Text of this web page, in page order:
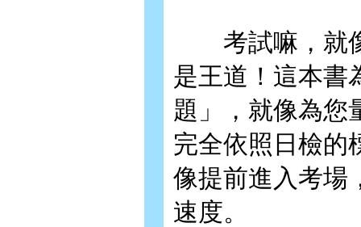
考試嘛，就像
是王道！這本書
題」，就像為您
完全依照日檢的
像提前進入考場
速度。